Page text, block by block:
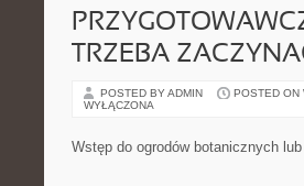
TRZEBA
POSTED BY ADMIN POSTED ON
WYŁĄCZONA
Wstęp do ogrodów botanicznych